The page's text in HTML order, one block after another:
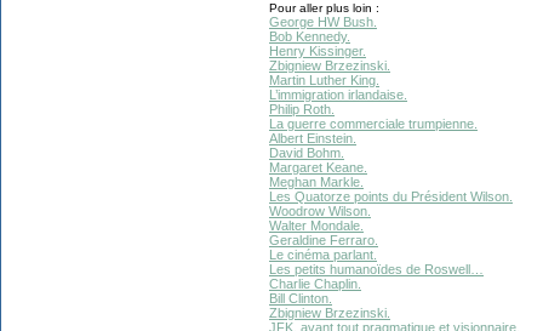
Pour aller plus loin :
George HW Bush.
Bob Kennedy.
Henry Kissinger.
Zbigniew Brzezinski.
Martin Luther King.
L’immigration irlandaise.
Philip Roth.
La guerre commerciale trumpienne.
Albert Einstein.
David Bohm.
Margaret Keane.
Meghan Markle.
Les Quatorze points du Président Wilson.
Woodrow Wilson.
Walter Mondale.
Geraldine Ferraro.
Le cinéma parlant.
Les petits humanoïdes de Roswell…
Charlie Chaplin.
Bill Clinton.
Zbigniew Brzezinski.
JFK, avant tout pragmatique et visionnaire.